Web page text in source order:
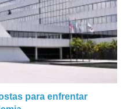
para enfrentar